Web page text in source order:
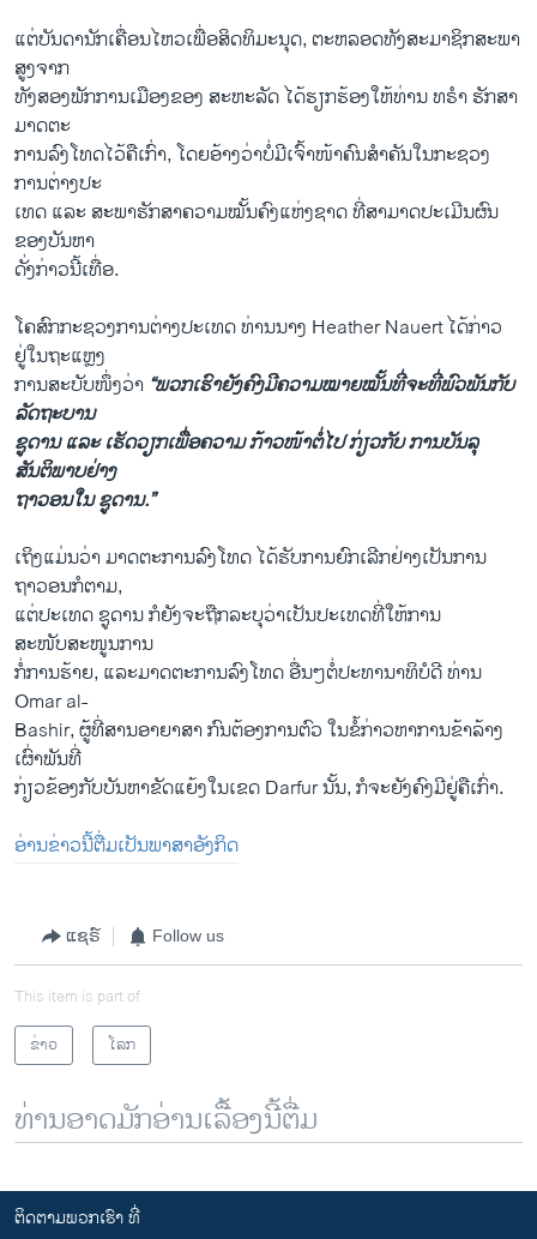
ແຕ່ບັນດານັກເຄື່ອນໄຫວ​ເພື່ອສິດທິມະນຸດ, ຕະຫລອດ​ທັງ​ສະມາຊິກ​ສະພາ​
ສູງ​ຈາກ
ທັງສອງພັກການເມືອງຂອງ ສະຫະລັດ ໄດ້ຮຽກຮ້ອງໃຫ້ທ່ານ ທຣຳ ຮັກສາ
ມາດຕະ
ການລົງໂທດໄວ້ຄືເກົ່າ, ໂດຍອ້າງວ່າບໍ່ມີເຈົ້າໜ້າຄົນສຳຄັນໃນກະຊວງ
ການຕ່າງປະ
ເທດ ແລະ ສະພາຮັກສາຄວາມໝັ້ນຄົງແຫ່ງຊາດ ທີ່ສາມາດປະເມີນຜົນ
ຂອງບັນຫາ
ດັ່ງກ່າວນີ້ເທື່ອ.
ໂຄສົກກະຊວງການຕ່າງປະເທດ ທ່ານນາງ Heather Nauert ໄດ້ກ່າວ​
ຢູ່ໃນຖະແຫຼງ
ການສະບັບໜຶ່ງວ່າ “ພວກເຮົາຍັງຄົງມີຄວາມໝາຍໝັ້ນທີ່ຈະທີ່ພົວພັນກັບ
ລັດຖະບານ
ຊູດານ ແລະ ເຮັດວຽກເພື່ອຄວາມ ກ້າວໜ້າຕໍ່ໄປ ກ່ຽວກັບ ການບັນລຸ
ສັນຕິພາບຢ່າງ
ຖາວອນໃນ ຊູດານ.”
​ເຖິງ​ແມ່ນວ່າ ມາດຕະການລົງໂທດ ​ໄດ້​ຮັບ​ການຍົກເລີກຢ່າງ​ເປັນ​ການ
ຖາວອນກໍຕາມ,
ແຕ່ປະເທດ ຊູດານ ກໍຍັງຈະຖືກລະບຸວ່າເປັນປະເທດທີ່ໃຫ້ການ
ສະໜັບສະໜູນການ
ກໍ່ການຮ້າຍ, ແລະມາດຕະການລົງໂທດ ອື່ນໆຕໍ່ປະທານາທິບໍດີ ທ່ານ
Omar al-
Bashir, ຜູ້ທີ່ສານອາຍາສາ ກົນຕ້ອງການຕົວ ໃນຂໍ້ກ່າວຫາການຂ້າລ້າງ
ເຜົ່າພັນທີ່
ກ່ຽວຂ້ອງກັບບັນຫາຂັດແຍ້ງໃນເຂດ Darfur ນັ້ນ, ກໍຈະຍັງຄົງມີຢູ່ຄືເກົ່າ.
ອ່ານຂ່າວນີ້ຕື່ມເປັນພາສາອັງກິດ
ແຊຣ໌ Follow us
This item is part of
ຂ່າວ
ໂລກ
ທ່ານອາດມັກອ່ານເລື້ອງນີ້ຕື່ມ
ຕິດຕາມພວກເຮົາ ທີ່